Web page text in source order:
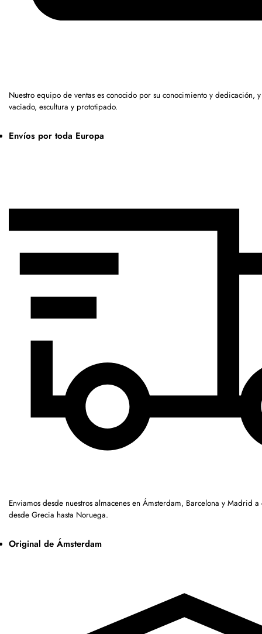
Nuestro equipo de ventas es conocido por su conocimiento y dedicación,
vaciado, escultura y prototipado.
Envíos por toda Europa
Enviamos desde nuestros almacenes en Ámsterdam, Barcelona y Madrid
desde Grecia hasta Noruega.
Original de Ámsterdam